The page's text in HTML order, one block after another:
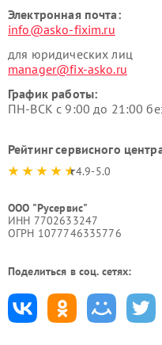
Электронная почта:
info@asko-fixim.ru
для юридических лиц
manager@fix-asko.ru
График работы:
ПН-ВСК с 9:00 до 21:00
Рейтинг сервисного
4.9-5.0
ООО "Русервис"
ИНН 7702633247
ОГРН 1077746335776
Поделиться в соц. сетях: